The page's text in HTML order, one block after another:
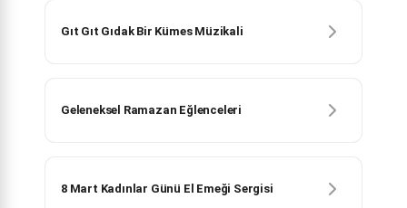
Gıt Gıt Gıdak Bir Kümes Müzikali
Geleneksel Ramazan Eğlenceleri
8 Mart Kadınlar Günü El Emeği Sergisi